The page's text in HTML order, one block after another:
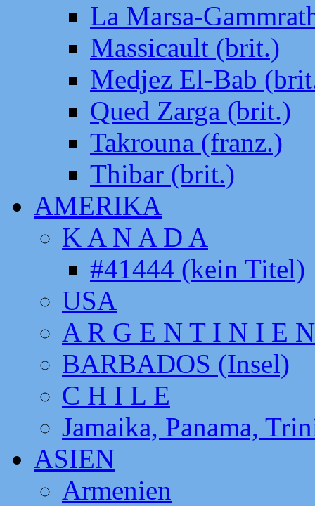
La Marsa-
Massicault (brit.)
Medjez El-Bab
Qued Zarga (brit.)
Takrouna (franz.)
Thibar (brit.)
AMERIKA
K A N A D A
#41444 (kein Titel)
USA
A R G E N T I N I E N
BARBADOS (Insel)
C H I L E
Jamaika, Panama,
ASIEN
Armenien